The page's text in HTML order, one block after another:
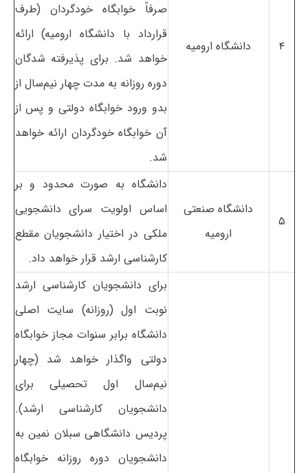
۴ دانشگاه ارومیه
صرفاً خوابگاه خودگردان (طرف
قرارداد با دانشگاه ارومیه) ارائه
خواهد شد. برای پذیرفته شدگان
دوره روزانه به مدت چهار نیم‌سال از
بدو ورود خوابگاه دولتی و پس از
آن خوابگاه خودگردان ارائه خواهد
شد.
۵
دانشگاه صنعتی
ارومیه
دانشگاه به صورت محدود و بر
اساس اولویت سرای دانشجویی
ملکی در اختیار دانشجویان مقطع
کارشناسی ارشد قرار خواهد داد.
برای دانشجویان کارشناسی ارشد
نوبت اول (روزانه) سایت اصلی
دانشگاه برابر سنوات مجاز خوابگاه
دولتی واگذار خواهد شد (چهار
نیم‌سال اول تحصیلی برای
دانشجویان کارشناسی ارشد).
پردیس دانشگاهی سبلان نمین به
دانشجویان دوره روزانه خوابگاه